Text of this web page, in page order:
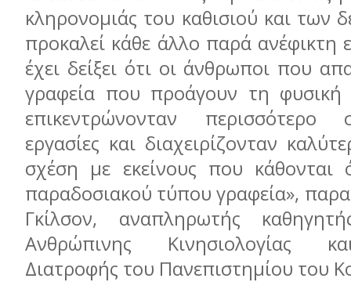
κληρονομιάς του καθισιού και των
προκαλεί κάθε άλλο παρά ανέφικτη
έχει δείξει ότι οι άνθρωποι που
γραφεία που προάγουν τη φυσική
επικεντρώνονταν περισσότερο
εργασίες και διαχειρίζονταν
σχέση με εκείνους που
παραδοσιακού τύπου γραφεία»,
Γκίλσον, αναπληρωτής
Ανθρώπινης Κινησιολογίας
Διατροφής του Πανεπιστημίου του